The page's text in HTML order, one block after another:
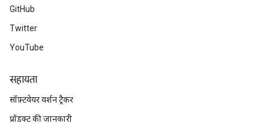
GitHub
Twitter
YouTube
सहायता
सॉफ़्टवेयर वर्शन ट्रैकर
प्रॉडक्ट की जानकारी